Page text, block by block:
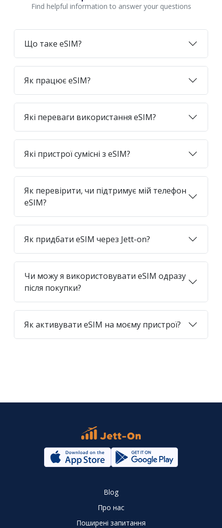
Find helpful information to answer your questions
Що таке eSIM?
Як працює eSIM?
Які переваги використання eSIM?
Які пристрої сумісні з eSIM?
Як перевірити, чи підтримує мій телефон
eSIM?
Як придбати eSIM через Jett-on?
Чи можу я використовувати eSIM одразу
після покупки?
Як активувати eSIM на моєму пристрої?
Blog
Про нас
Поширені запитання